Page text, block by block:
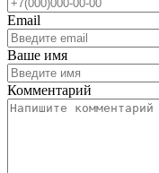
Email
Ваше имя
Комментарий